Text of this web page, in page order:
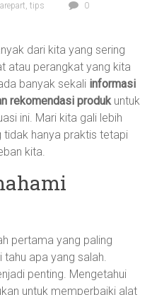
,tips
0
dari kita yang sering
atau perangkat yang kita
banyak sekali informasi
rekomendasi produkuntuk
ini. Mari kita gali lebih
tidak hanya praktis tetapi
kita.
pertama yang paling
tahu apa yang salah.
penting. Mengetahui
untuk memperbaiki alat